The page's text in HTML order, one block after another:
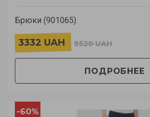
Брюки (901065)
3332 UAH 9520 UAH
ПОДРОБНЕЕ
-60%